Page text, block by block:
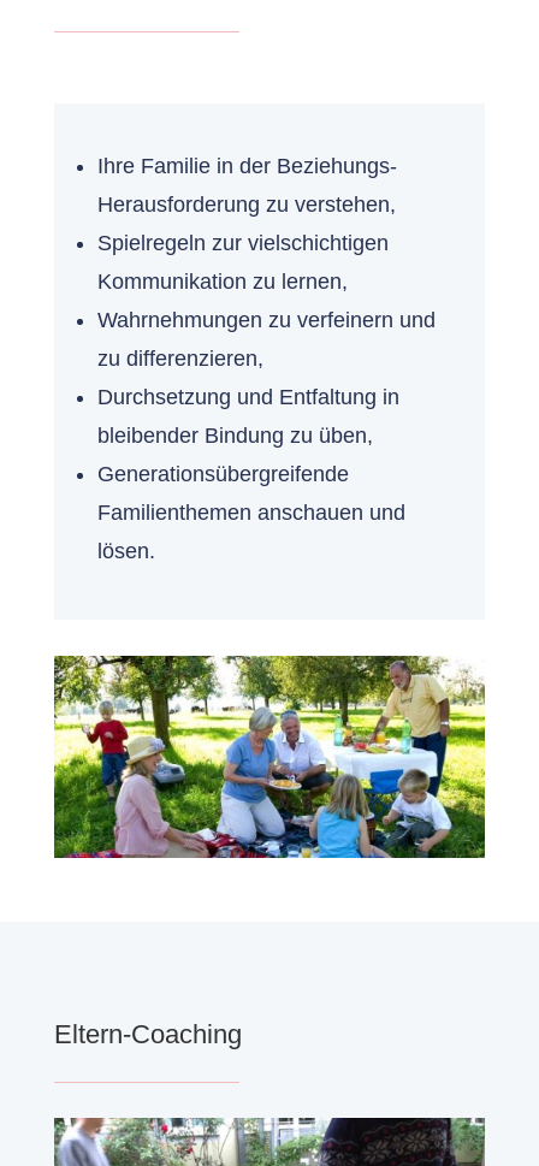
Ihre Familie in der Beziehungs-
Herausforderung zu verstehen,
Spielregeln zur vielschichtigen
Kommunikation zu lernen,
Wahrnehmungen zu verfeinern und
zu differenzieren,
Durchsetzung und Entfaltung in
bleibender Bindung zu üben,
Generationsübergreifende
Familienthemen anschauen und
lösen.
Eltern-Coaching